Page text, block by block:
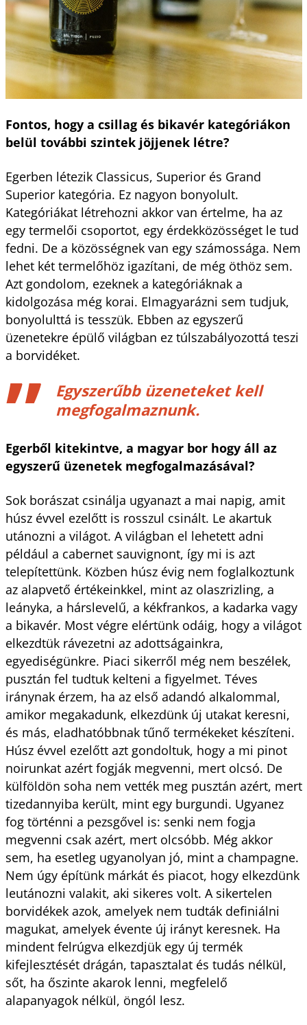
Fontos, hogy a csillag és bikavér kategóriákon
belül további szintek jöjjenek létre?
Egerben létezik Classicus, Superior és Grand
Superior kategória. Ez nagyon bonyolult.
Kategóriákat létrehozni akkor van értelme, ha az
egy termelői csoportot, egy érdekközösséget le tud
fedni. De a közösségnek van egy számossága. Nem
lehet két termelőhöz igazítani, de még öthöz sem.
Azt gondolom, ezeknek a kategóriáknak a
kidolgozása még korai. Elmagyarázni sem tudjuk,
bonyolulttá is tesszük. Ebben az egyszerű
üzenetekre épülő világban ez túlszabályozottá teszi
a borvidéket.
Egyszerűbb üzeneteket kell
megfogalmaznunk.
Egerből kitekintve, a magyar bor hogy áll az
egyszerű üzenetek megfogalmazásával?
Sok borászat csinálja ugyanazt a mai napig, amit
húsz évvel ezelőtt is rosszul csinált. Le akartuk
utánozni a világot. A világban el lehetett adni
például a cabernet sauvignont, így mi is azt
telepítettünk. Közben húsz évig nem foglalkoztunk
az alapvető értékeinkkel, mint az olaszrizling, a
leányka, a hárslevelű, a kékfrankos, a kadarka vagy
a bikavér. Most végre elértünk odáig, hogy a világot
elkezdtük rávezetni az adottságainkra,
egyediségünkre. Piaci sikerről még nem beszélek,
pusztán fel tudtuk kelteni a figyelmet. Téves
iránynak érzem, ha az első adandó alkalommal,
amikor megakadunk, elkezdünk új utakat keresni,
és más, eladhatóbbnak tűnő termékeket készíteni.
Húsz évvel ezelőtt azt gondoltuk, hogy a mi pinot
noirunkat azért fogják megvenni, mert olcsó. De
külföldön soha nem vették meg pusztán azért, mert
tizedannyiba került, mint egy burgundi. Ugyanez
fog történni a pezsgővel is: senki nem fogja
megvenni csak azért, mert olcsóbb. Még akkor
sem, ha esetleg ugyanolyan jó, mint a champagne.
Nem úgy építünk márkát és piacot, hogy elkezdünk
leutánozni valakit, aki sikeres volt. A sikertelen
borvidékek azok, amelyek nem tudták definiálni
magukat, amelyek évente új irányt keresnek. Ha
mindent felrúgva elkezdjük egy új termék
kifejlesztését drágán, tapasztalat és tudás nélkül,
sőt, ha őszinte akarok lenni, megfelelő
alapanyagok nélkül, öngól lesz.